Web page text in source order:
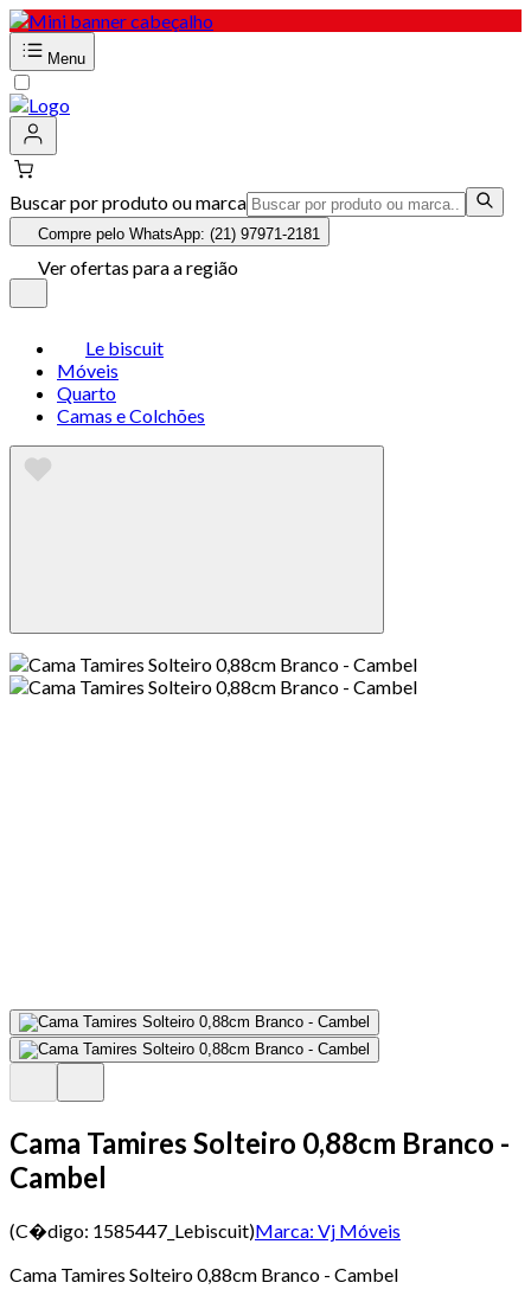
Menu
Buscar por produto ou marca
Compre pelo WhatsApp: (21) 97971-2181
Ver ofertas para a região
Le biscuit
Móveis
Quarto
Camas e Colchões
Cama Tamires Solteiro 0,88cm Branco -
Cambel
(C�digo: 1585447_Lebiscuit)Marca: Vj Móveis
Cama Tamires Solteiro 0,88cm Branco - Cambel